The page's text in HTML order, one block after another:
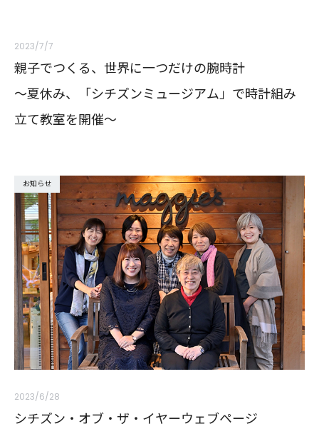
2023/7/7
親子でつくる、世界に一つだけの腕時計
～夏休み、「シチズンミュージアム」で時計組み
立て教室を開催～
お知らせ
2023/6/28
シチズン・オブ・ザ・イヤーウェブページ